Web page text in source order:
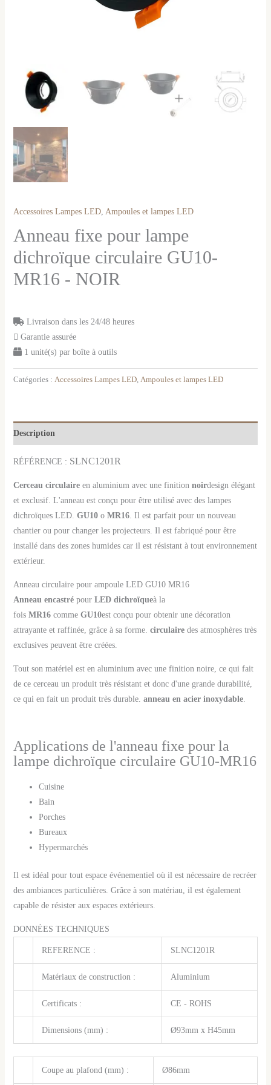
Accessoires Lampes LED, Ampoules et lampes LED
Anneau fixe pour lampe
dichroïque circulaire GU10-
MR16 - NOIR
Livraison dans les 24/48 heures
Garantie assurée
1 unité(s) par boîte à outils
Catégories : Accessoires Lampes LED, Ampoules et lampes LED
Description
RÉFÉRENCE : SLNC1201R
Cerceau circulaireen aluminium avec une finition noirdesign élégant
et exclusif. L'anneau est conçu pour être utilisé avec des lampes
dichroïques LED. GU10o MR16. Il est parfait pour un nouveau
chantier ou pour changer les projecteurs. Il est fabriqué pour être
installé dans des zones humides car il est résistant à tout environnement
extérieur.
Anneau circulaire pour ampoule LED GU10 MR16
Anneau encastrépour LED dichroïqueà la
fois MR16comme GU10est conçu pour obtenir une décoration
attrayante et raffinée, grâce à sa forme. circulairedes atmosphères très
exclusives peuvent être créées.
Tout son matériel est en aluminium avec une finition noire, ce qui fait
de ce cerceau un produit très résistant et donc d'une grande durabilité,
ce qui en fait un produit très durable. anneau en acier inoxydable.
Applications de l'anneau fixe pour la
lampe dichroïque circulaire GU10-MR16
Cuisine
Bain
Porches
Bureaux
Hypermarchés
Il est idéal pour tout espace événementiel où il est nécessaire de recréer
des ambiances particulières. Grâce à son matériau, il est également
capable de résister aux espaces extérieurs.
DONNÉES TECHNIQUES
REFERENCE : SLNC1201R
Matériaux de construction : Aluminium
Certificats : CE - ROHS
Dimensions (mm) : Ø93mm x H45mm
Coupe au plafond (mm) : Ø86mm